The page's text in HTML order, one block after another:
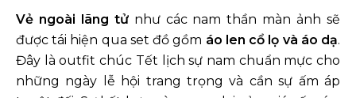
Vẻ ngoài lãng tửnhư các nam thần màn ảnh sẽ
được tái hiện qua set đồ gồm áo len cổ lọ và áo dạ.
Đây là outfit chúc Tết lịch sự nam chuẩn mực cho
những ngày lễ hội trang trọng và cần sự ấm áp